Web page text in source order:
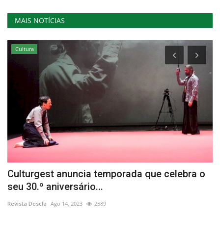
MAIS NOTÍCIAS
Cultura
Culturgest anuncia temporada que celebra o
seu 30.º aniversário...
Revista Descla Ago 14, 2023 2589